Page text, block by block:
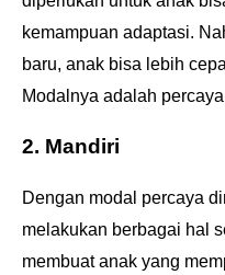
kemampuan adaptasi.
baru, anak bisa lebih
Modalnya adalah
2. Mandiri
Dengan modal percaya
melakukan berbagai hal
membuat anak yang